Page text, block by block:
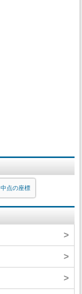
中点の座標
>
>
>